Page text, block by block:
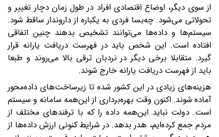
از سوی دیگر، اوضاع اقتصادی افراد در طول زمان دچار تغییر و
تحولاتی می‌شود. چه‌‌بسا فردی به یکباره از داروندار ساقط شود.
سیستم‌ها و داده‌ها می‌توانند تشخیص بدهند چنین اتفاقی
افتاده است. این شخص باید در فهرست دریافت یارانه قرار
گیرد. متقابلا برخی دیگر در نردبان ترقی بالا می‌روند و طبعا
باید از فهرست دریافت یارانه خارج شوند.
هزینه‌های زیادی در این کشور شده تا زیرساخت‌های داده‌محور
آماده شوند. اکنون وقت بهره‌برداری از این‌همه سامانه و سیستم
است. دولت نباید این‌همه داده‌ را که با ترفندهای مختلف از
مردم جمع کرده‌ایم، هدر بدهد. در شرایط کنونی ارزش داده‌ها از